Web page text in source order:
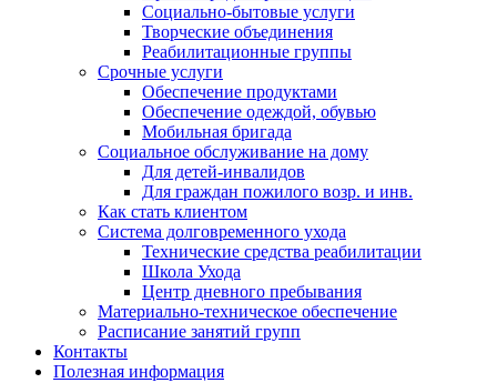
Социально-бытовые услуги
Творческие объединения
Реабилитационные группы
Срочные услуги
Обеспечение продуктами
Обеспечение одеждой, обувью
Мобильная бригада
Социальное обслуживание на дому
Для детей-инвалидов
Для граждан пожилого возр. и инв.
Как стать клиентом
Система долговременного ухода
Технические средства реабилитации
Школа Ухода
Центр дневного пребывания
Материально-техническое обеспечение
Расписание занятий групп
Контакты
Полезная информация